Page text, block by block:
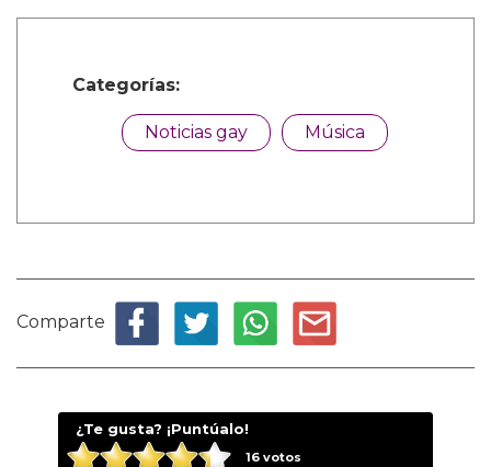
Categorías:
Noticias gay Música
Comparte
¿Te gusta? ¡Puntúalo!
16votos